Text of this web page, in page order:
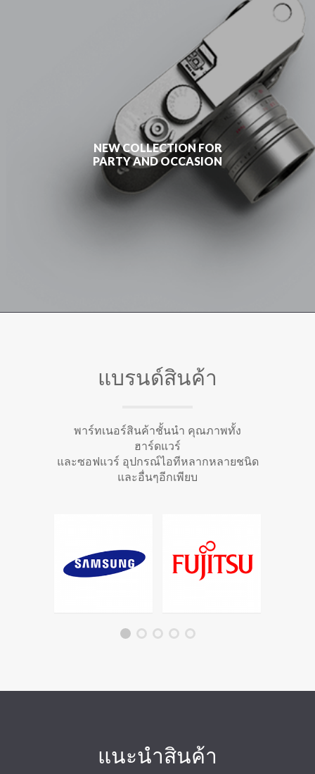
NEW COLLECTION FOR
PARTY AND OCCASION
แบรนด์สินค้า
พาร์ทเนอร์สินค้าชั้นนำ คุณภาพทั้ง
ฮาร์ดแวร์
และซอฟแวร์ อุปกรณ์ไอทีหลากหลายชนิด
และอื่นๆอีกเพียบ
แนะนำสินค้า